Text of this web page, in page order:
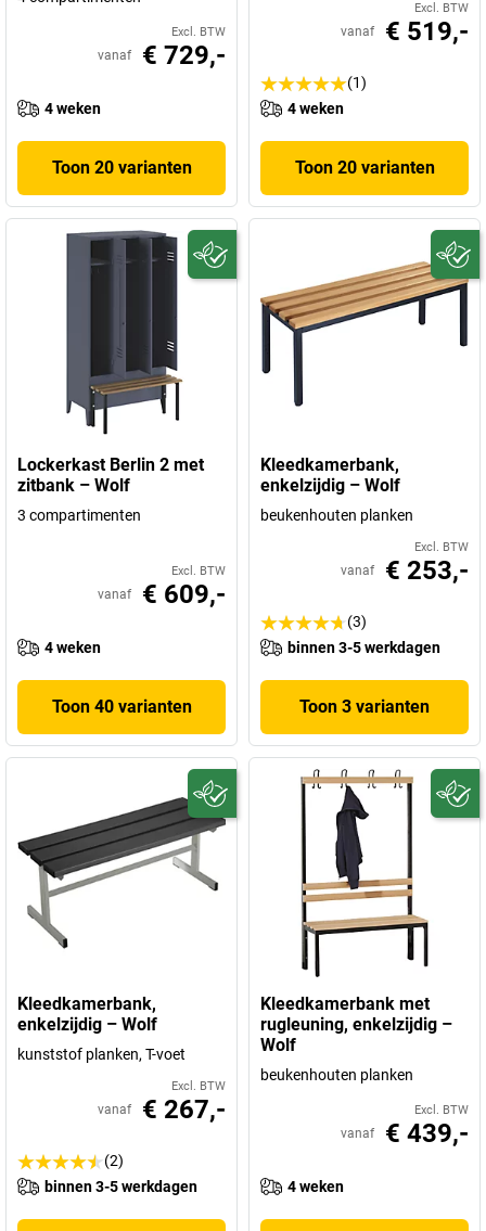
Excl. BTW
vanaf € 729,-
4 weken
Toon 20 varianten
Excl. BTW
vanaf € 519,-
(1)
4 weken
Toon 20 varianten
Lockerkast Berlin 2 met
zitbank – Wolf
3 compartimenten
Excl. BTW
vanaf € 609,-
4 weken
Toon 40 varianten
Kleedkamerbank,
enkelzijdig – Wolf
beukenhouten planken
Excl. BTW
vanaf € 253,-
(3)
binnen 3-5 werkdagen
Toon 3 varianten
Kleedkamerbank,
enkelzijdig – Wolf
kunststof planken, T-voet
Excl. BTW
vanaf € 267,-
(2)
binnen 3-5 werkdagen
Kleedkamerbank met
rugleuning, enkelzijdig –
Wolf
beukenhouten planken
Excl. BTW
vanaf € 439,-
4 weken